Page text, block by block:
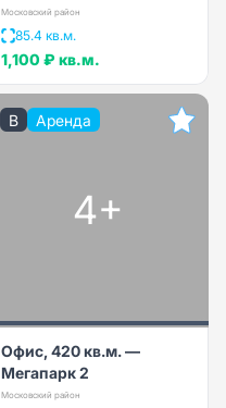
Московский район
85.4 кв.м.
1,100 ₽ кв.м.
B Аренда
4+
Офис, 420 кв.м. —
Мегапарк 2
Московский район